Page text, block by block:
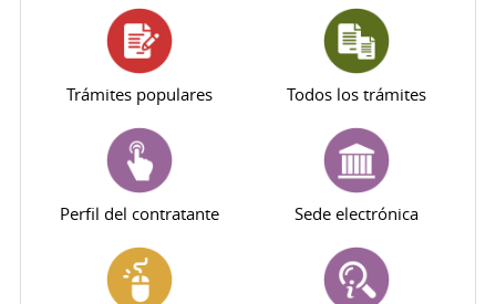
Trámites populares Todos los trámites
Perfil del contratante Sede electrónica